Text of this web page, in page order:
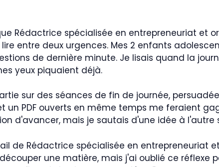
Rédactrice spécialisée en entrepreneuriat et
entre deux urgences. Mes 2 enfants
de dernière minute. Je lisais quand la
yeux piquaient déjà.
sur des séances de fin de journée,
un PDF ouverts en même temps me feraient
d'avancer, mais je sautais d'une idée à l'autre
de Rédactrice spécialisée en entrepreneuriat
une matière, mais j'ai oublié ce réflexe